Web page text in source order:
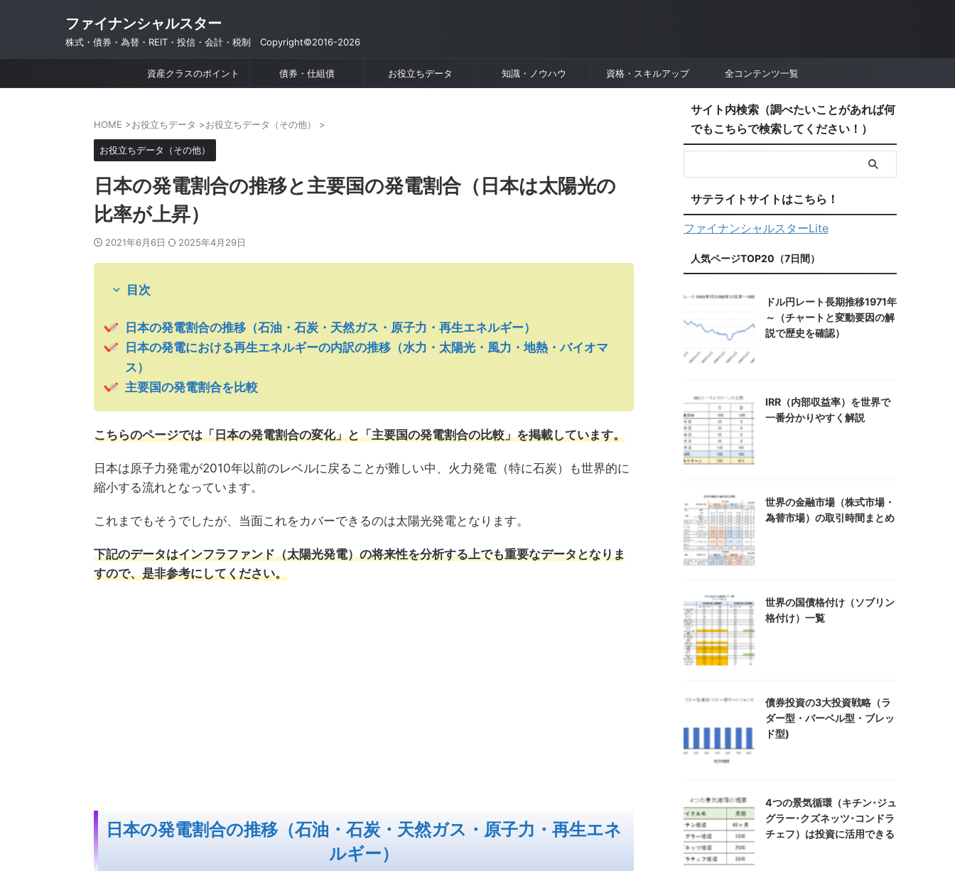
ファイナンシャルスター
株式・債券・為替・REIT・投信・会計・税制 Copyright©2016-2026
資産クラスのポイント 債券・仕組債 お役立ちデータ 知識・ノウハウ 資格・スキルアップ 全コンテンツ一覧
HOME >お役立ちデータ >お役立ちデータ（その他） >
お役立ちデータ（その他）
日本の発電割合の推移と主要国の発電割合（日本は太陽光の
比率が上昇）
2021年6月6日 2025年4月29日
目次
日本の発電割合の推移（石油・石炭・天然ガス・原子力・再生エネルギー）
日本の発電における再生エネルギーの内訳の推移（水力・太陽光・風力・地熱・バイオマ
ス）
主要国の発電割合を比較
こちらのページでは「日本の発電割合の変化」と「主要国の発電割合の比較」を掲載しています。
日本は原子力発電が2010年以前のレベルに戻ることが難しい中、火力発電（特に石炭）も世界的に
縮小する流れとなっています。
これまでもそうでしたが、当面これをカバーできるのは太陽光発電となります。
下記のデータはインフラファンド（太陽光発電）の将来性を分析する上でも重要なデータとなりま
すので、是非参考にしてください。
日本の発電割合の推移（石油・石炭・天然ガス・原子力・再生エネ
ルギー）
サイト内検索（調べたいことがあれば何
でもこちらで検索してください！）
サテライトサイトはこちら！
ファイナンシャルスターLite
人気ページTOP20（7日間）
ドル円レート長期推移1971年
～（チャートと変動要因の解
説で歴史を確認）
IRR（内部収益率）を世界で
一番分かりやすく解説
世界の金融市場（株式市場・
為替市場）の取引時間まとめ
世界の国債格付け（ソブリン
格付け）一覧
債券投資の3大投資戦略（ラ
ダー型・バーベル型・ブレッ
ド型)
4つの景気循環（キチン･ジュ
グラー･クズネッツ･コンドラ
チェフ）は投資に活用できる